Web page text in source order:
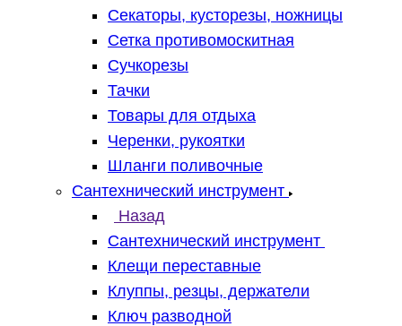
Секаторы, кусторезы, ножницы
Сетка противомоскитная
Сучкорезы
Тачки
Товары для отдыха
Черенки, рукоятки
Шланги поливочные
Сантехнический инструмент
Назад
Сантехнический инструмент
Клещи переставные
Клуппы, резцы, держатели
Ключ разводной